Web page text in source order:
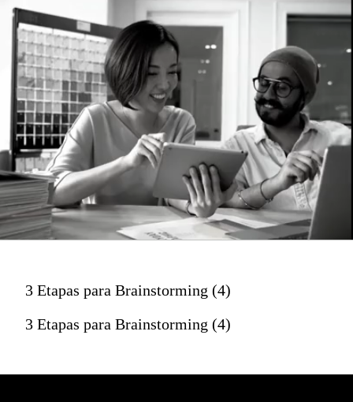
3 Etapas para Brainstorming (4)
3 Etapas para Brainstorming (4)